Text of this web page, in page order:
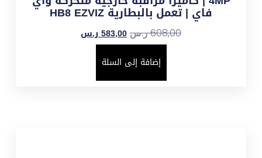
فاي | تعمل بالبطارية HB8 EZVIZ
608,00ر.س 583,00 ر.س
إضافة إلى السلة